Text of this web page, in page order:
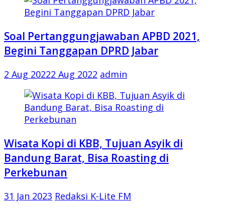
Soal Pertanggungjawaban APBD 2021,
Begini Tanggapan DPRD Jabar
2 Aug 20222 Aug 2022 admin
Wisata Kopi di KBB, Tujuan Asyik di
Bandung Barat, Bisa Roasting di
Perkebunan
31 Jan 2023 Redaksi K-Lite FM